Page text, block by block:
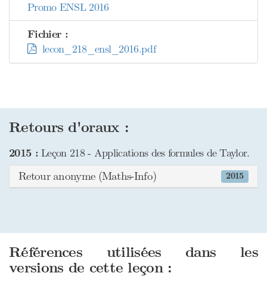
Promo ENSL 2016
Fichier :
lecon_218_ensl_2016.pdf
Retours d'oraux :
2015 :Leçon 218 - Applications des formules de Taylor.
2015
Retour anonyme (Maths-Info)
Références utilisées dans les
versions de cette leçon :